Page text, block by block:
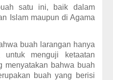
satu ini, baik dalam
Islam maupun di Agama
buah larangan hanya
untuk menguji ketaatan
menyatakan bahwa buah
buah yang berisi